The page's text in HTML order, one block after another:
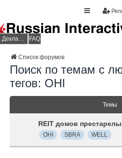
Декларация НДФЛ FAQ
Список форумов
Поиск по темам с
тегов: OHI
Темы
REIT домов
OHI SBRA WELL